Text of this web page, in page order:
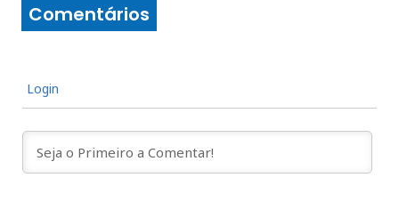
Comentários
Login